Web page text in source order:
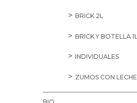
BRICK 2L
BRICK Y BOTELLA 1L
INDIVIDUALES
ZUMOS CON LECHE